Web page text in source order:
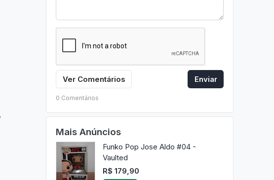
Ver Comentários Enviar
0 Comentários
Mais Anúncios
Funko Pop Jose Aldo #04 -
Vaulted
R$ 179,90